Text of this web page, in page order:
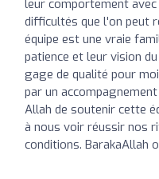
leur comportement
difficultés que l'on peut
équipe est une vraie
patience et leur vision
gage de qualité pour
par un
Allah de soutenir cette
à nous voir réussir nos
conditions. BarakaAllah